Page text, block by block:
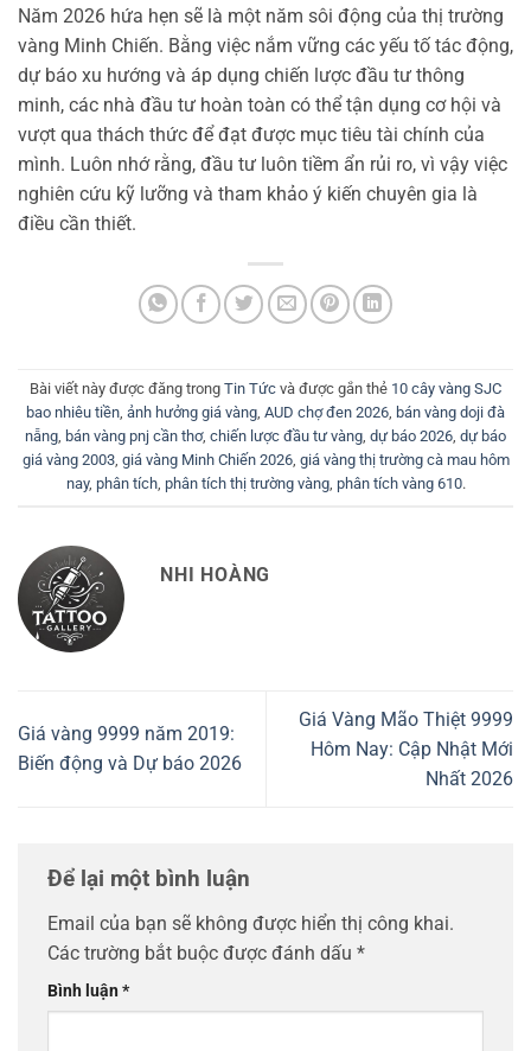
Năm 2026 hứa hẹn sẽ là một năm sôi động của thị trường
vàng Minh Chiến. Bằng việc nắm vững các yếu tố tác động,
dự báo xu hướng và áp dụng chiến lược đầu tư thông
minh, các nhà đầu tư hoàn toàn có thể tận dụng cơ hội và
vượt qua thách thức để đạt được mục tiêu tài chính của
mình. Luôn nhớ rằng, đầu tư luôn tiềm ẩn rủi ro, vì vậy việc
nghiên cứu kỹ lưỡng và tham khảo ý kiến chuyên gia là
điều cần thiết.
Bài viết này được đăng trong Tin Tức và được gắn thẻ 10 cây vàng SJC
bao nhiêu tiền ảnh hưởng giá vàng AUD chợ đen 2026 bán vàng doji đà
nẵng bán vàng pnj cần thơ, chiến lược đầu tư vàng dự báo 2026 dự báo
giá vàng 2003, giá vàng Minh Chiến 2026, giá vàng thị trường cà mau hôm
nay, phân tích, phân tích thị trường vàng, phân tích vàng 610.
NHI HOÀNG
Giá vàng 9999 năm 2019:
Biến động và Dự báo 2026
Giá Vàng Mão Thiệt 9999
Hôm Nay: Cập Nhật Mới
Nhất 2026
Để lại một bình luận
Email của bạn sẽ không được hiển thị công khai.
Các trường bắt buộc được đánh dấu *
Bình luận*